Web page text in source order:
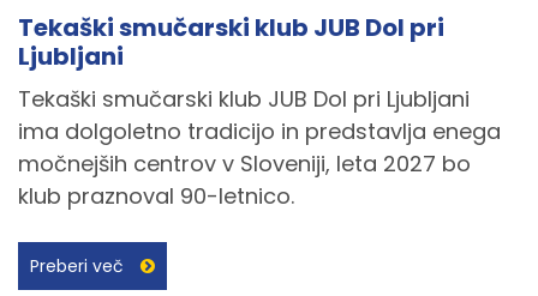
Tekaški smučarski klub JUB Dol pri
Ljubljani
Tekaški smučarski klub JUB Dol pri Ljubljani
ima dolgoletno tradicijo in predstavlja enega
močnejših centrov v Sloveniji, leta 2027 bo
klub praznoval 90-letnico.
Preberi več